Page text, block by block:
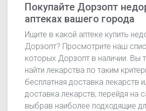
Покупайте Дорзопт
аптеках вашего города
Ищите в какой аптеке купить
Дорзопт? Просмотрите наш
которых Дорзопт в наличии. Вы
найти лекарства по таким
бесплатная доставка лекарств
доставка лекарств, перейдя на
выбрав наиболее подходящие